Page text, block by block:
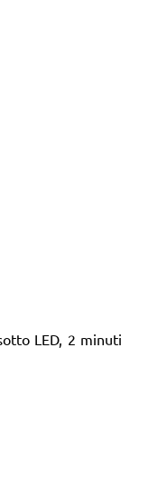
LED, 2 minuti